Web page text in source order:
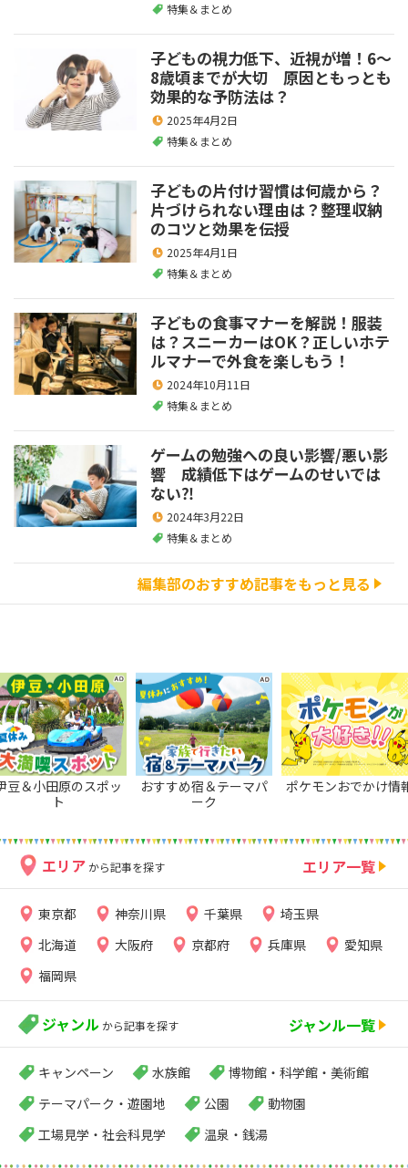
特集＆まとめ
子どもの視力低下、近視が増！6～
8歳頃までが大切 原因ともっとも
効果的な予防法は？
2025年4月2日
特集＆まとめ
子どもの片付け習慣は何歳から？
片づけられない理由は？整理収納
のコツと効果を伝授
2025年4月1日
特集＆まとめ
子どもの食事マナーを解説！服装
は？スニーカーはOK？正しいホテ
ルマナーで外食を楽しもう！
2024年10月11日
特集＆まとめ
ゲームの勉強への良い影響/悪い影
響 成績低下はゲームのせいでは
ない⁈
2024年3月22日
特集＆まとめ
編集部のおすすめ記事をもっと見る
豆＆小田原のスポッ
ト
おすすめ宿＆テーマパ
ーク
ポケモンおでかけ情
エリア から記事を探す エリア一覧
東京都 神奈川県 千葉県
埼玉県
北海道
大阪府 京都府 兵庫県
愛知県
福岡県
ジャンル から記事を探す ジャンル一覧
キャンペーン 水族館
博物館・科学館・美術館
テーマパーク・遊園地
公園
動物園
工場見学・社会科見学
温泉・銭湯